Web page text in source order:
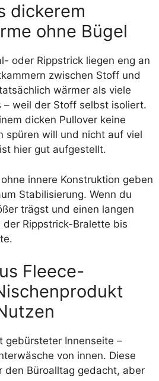
dickerem
ohne Bügel
oder Rippstrick liegen eng an
zwischen Stoff und
wärmer als viele
weil der Stoff selbst isoliert.
dicken Pullover keine
spüren will und nicht auf viel
hier gut aufgestellt.
innere Konstruktion geben
Stabilisierung. Wenn du
trägst und einen langen
Rippstrick-Bralette bis
Fleece-
gebürsteter Innenseite –
von innen. Diese
den Büroalltag gedacht, aber